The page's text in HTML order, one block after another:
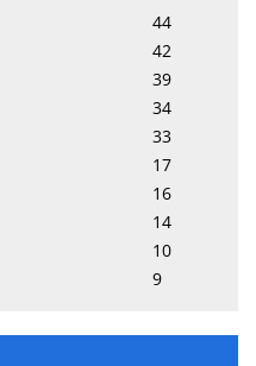
44
42
39
34
33
17
16
14
10
9